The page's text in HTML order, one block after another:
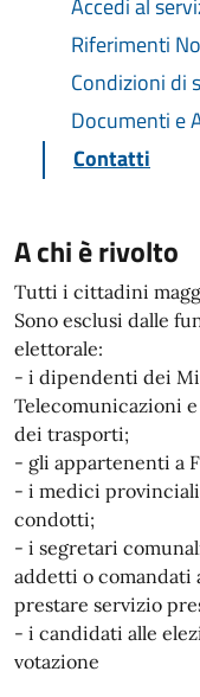
Accedi al
Riferimenti
Condizioni di
Documenti e
Contatti
A chi è rivolto
Tutti i cittadini
Sono esclusi dalle
elettorale:
- i dipendenti dei
Telecomunicazioni e
dei trasporti;
- gli appartenenti a
- i medici
condotti;
- i segretari
addetti o comandati
prestare servizio
- i candidati alle
votazione